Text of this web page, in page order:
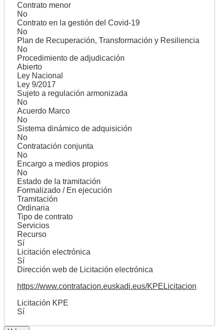
Contrato menor
No
Contrato en la gestión del Covid-19
No
Plan de Recuperación, Transformación y Resiliencia
No
Procedimiento de adjudicación
Abierto
Ley Nacional
Ley 9/2017
Sujeto a regulación armonizada
No
Acuerdo Marco
No
Sistema dinámico de adquisición
No
Contratación conjunta
No
Encargo a medios propios
No
Estado de la tramitación
Formalizado / En ejecución
Tramitación
Ordinaria
Tipo de contrato
Servicios
Recurso
Sí
Licitación electrónica
Sí
Dirección web de Licitación electrónica
https://www.contratacion.euskadi.eus/KPELicitacion
Licitación KPE
Sí